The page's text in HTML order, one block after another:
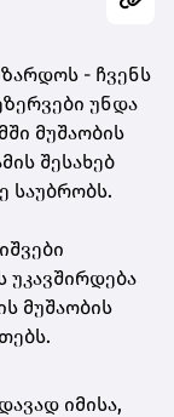
- ჩვენს
უნდა
მუშაობის
შესახებ
საუბრობს.
უკავშირდება
მუშაობის
იმისა,